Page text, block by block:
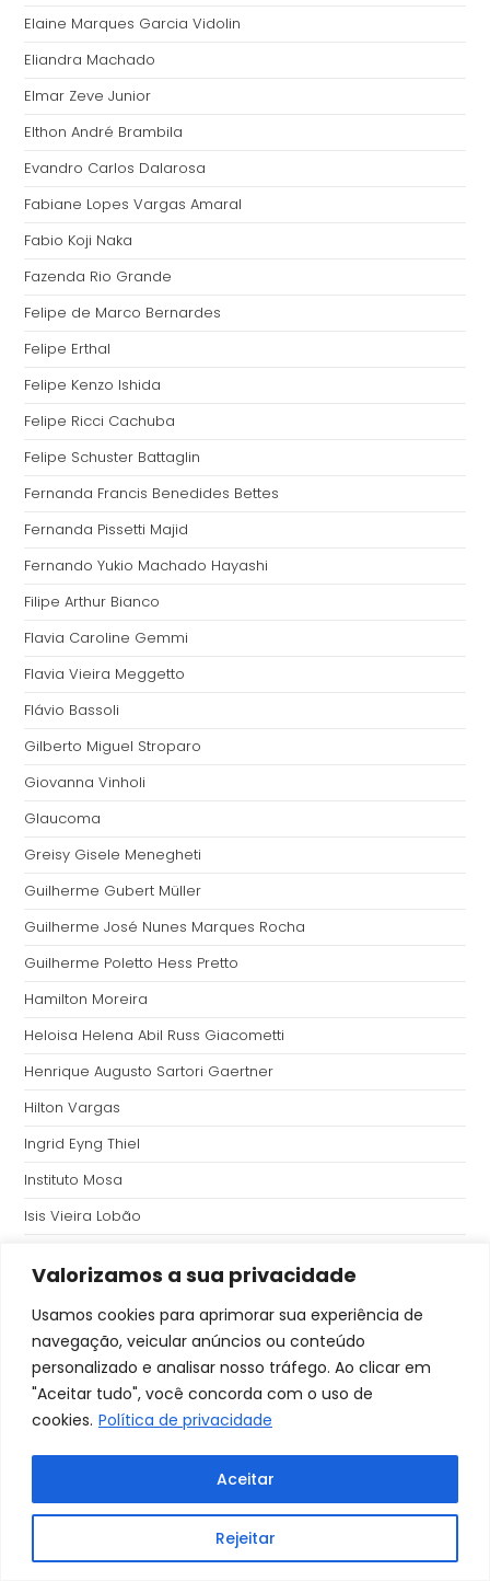
Valorizamos a sua privacidade
Usamos cookies para aprimorar sua experiência de
navegação, veicular anúncios ou conteúdo
personalizado e analisar nosso tráfego. Ao clicar em
"Aceitar tudo", você concorda com o uso de
cookies. Política de privacidade
Rejeitar
Aceitar
Elaine Marques Garcia Vidolin
Eliandra Machado
Elmar Zeve Junior
Elthon André Brambila
Evandro Carlos Dalarosa
Fabiane Lopes Vargas Amaral
Fabio Koji Naka
Fazenda Rio Grande
Felipe de Marco Bernardes
Felipe Erthal
Felipe Kenzo Ishida
Felipe Ricci Cachuba
Felipe Schuster Battaglin
Fernanda Francis Benedides Bettes
Fernanda Pissetti Majid
Fernando Yukio Machado Hayashi
Filipe Arthur Bianco
Flavia Caroline Gemmi
Flavia Vieira Meggetto
Flávio Bassoli
Gilberto Miguel Stroparo
Giovanna Vinholi
Glaucoma
Greisy Gisele Menegheti
Guilherme Gubert Müller
Guilherme José Nunes Marques Rocha
Guilherme Poletto Hess Pretto
Hamilton Moreira
Heloisa Helena Abil Russ Giacometti
Henrique Augusto Sartori Gaertner
Hilton Vargas
Ingrid Eyng Thiel
Instituto Mosa
Isis Vieira Lobão
Jeferson Adriano Druszcz
Jhony de Polo
João Fernandes Alves
Juliana Ferreira da Costa Vargas
Kheder Bark Chebli
Lentes de Contato